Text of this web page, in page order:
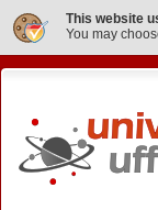
This website
You may